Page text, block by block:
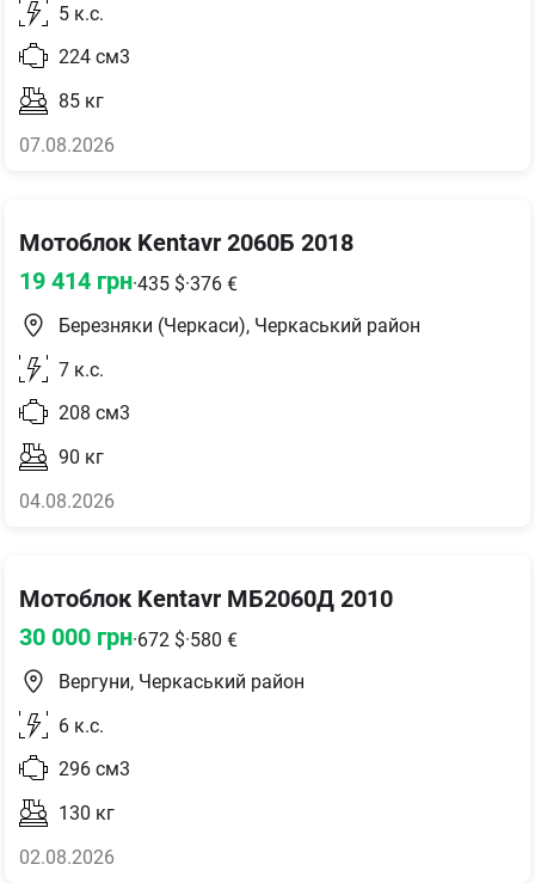
5 к.с.
224 см3
85 кг
07.08.2026
Мотоблок Kentavr 2060Б 2018
19 414 грн·435 $·376 €
Березняки (Черкаси), Черкаський район
7 к.с.
208 см3
90 кг
04.08.2026
Мотоблок Kentavr МБ2060Д 2010
30 000 грн·672 $·580 €
Вергуни, Черкаський район
6 к.с.
296 см3
130 кг
02.08.2026